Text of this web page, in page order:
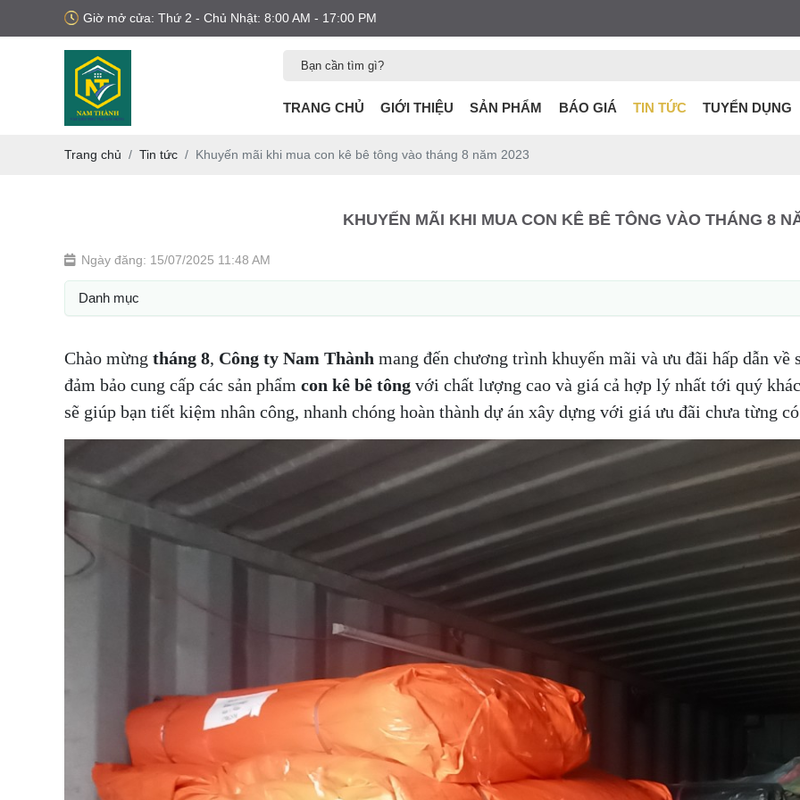
Giờ mở cửa: Thứ 2 - Chủ Nhật: 8:00 AM - 17:00 PM
TRANG CHỦ GIỚI THIỆU SẢN PHẨM BÁO GIÁ TIN TỨC TUYỂN DỤNG
Trang chủ Tin tức Khuyến mãi khi mua con kê bê tông vào tháng 8 năm 2023
KHUYẾN MÃI KHI MUA CON KÊ BÊ TÔNG VÀO THÁNG 8
Ngày đăng: 15/07/2025 11:48 AM
Danh mục
Chào mừng tháng 8, Công ty Nam Thành mang đến chương trình khuyến mãi và ưu đãi hấp dẫn về
đảm bảo cung cấp các sản phẩm con kê bê tông với chất lượng cao và giá cả hợp lý nhất tới quý
sẽ giúp bạn tiết kiệm nhân công, nhanh chóng hoàn thành dự án xây dựng với giá ưu đãi chưa từng